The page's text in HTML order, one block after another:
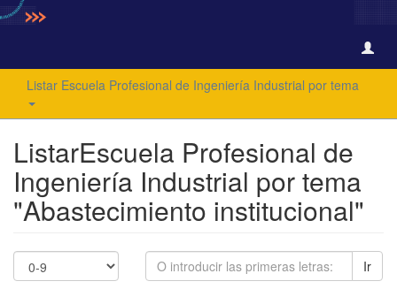
Listar Escuela Profesional de Ingeniería Industrial por tema
ListarEscuela Profesional de
Ingeniería Industrial por tema
"Abastecimiento institucional"
Ir